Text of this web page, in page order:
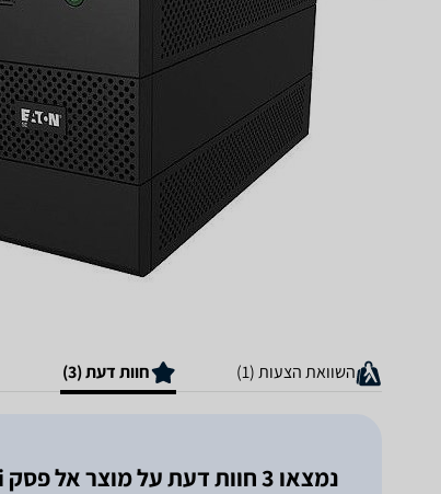
השוואת הצעות (1) חוות דעת (3)
נמצאו 3 חוות דעת על מוצר ‏אל פסק Eaton 5E 850i